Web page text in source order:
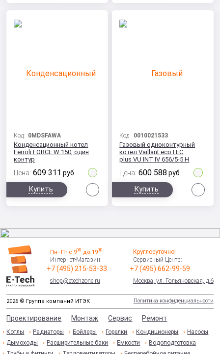
Код: 0MDSFAWA
Конденсационный котел
Ferroli FORCE W 150, один
контур
Цена: 609 311 руб.
Купить
Код: 0010021533
Газовый одноконтурный
котел Vaillant ecoTEC
plus VU INT IV 656/5-5 H
Цена: 600 588 руб.
Купить
Пн–Пт с 900 до 1900
Интернет-Магазин:
+7 (495) 215-53-33
shop@etechzone.ru
Круглосуточно!
Сервисный Центр:
+7 (495) 662-99-59
Москва, ул. Гольяновская, д.6
2026 © Группа компаний ИТЭК Политика конфиденциальности
Проектирование Монтаж Сервис Ремонт
Котлы Радиаторы Бойлеры Горелки Кондиционеры
Насосы
Дымоходы
Расширительные баки Емкости
Водоподготовка